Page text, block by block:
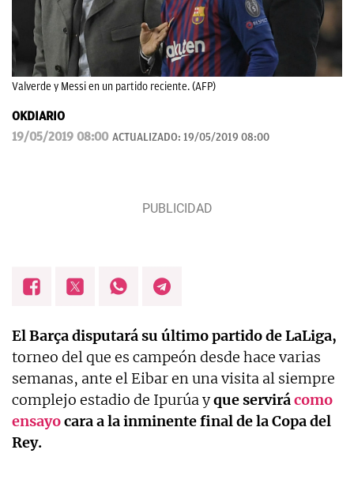
Valverde y Messi en un partido reciente. (AFP)
OKDIARIO
19/05/2019 08:00 ACTUALIZADO: 19/05/2019 08:00
El Barça disputará su último partido de LaLiga,
torneo del que es campeón desde hace varias
semanas, ante el Eibar en una visita al siempre
complejo estadio de Ipurúa yque servirácomo
ensayocara a la inminente final de la Copa del
Rey.